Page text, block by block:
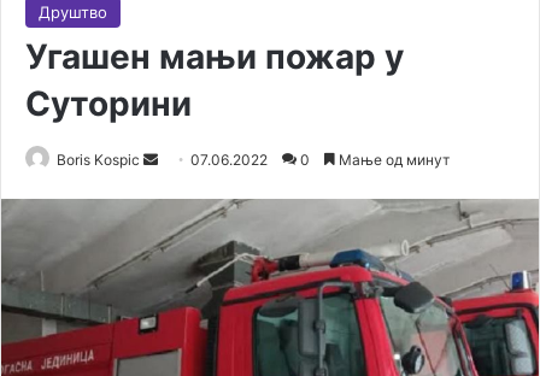
Друштво
Угашен мањи пожар у
Суторини
Boris Kospic
Send07.06.2022 0 Мање од минут